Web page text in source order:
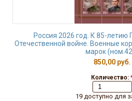
Россия 2026 год. К 85-летию
Отечественной войне. Военные
марок
850,00 руб.
Количество:
19 доступно для